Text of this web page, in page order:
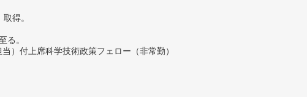
得。
る。
）付上席科学技術政策フェロー（非常勤）